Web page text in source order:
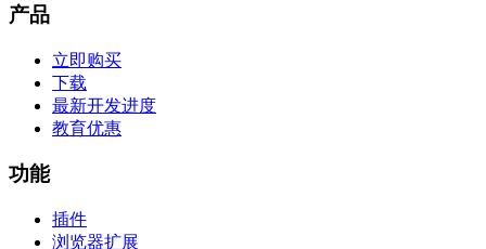
产品
立即购买
下载
最新开发进度
教育优惠
功能
插件
浏览器扩展